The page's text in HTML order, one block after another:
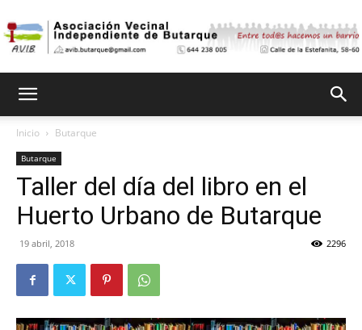
Inicio Butarque
Butarque
Taller del día del libro en el
Huerto Urbano de Butarque
19 abril, 2018 2296